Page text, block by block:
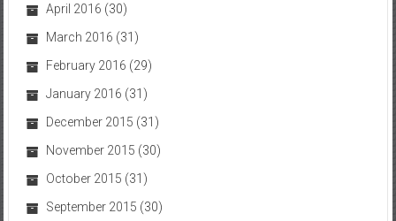
April 2016 (30)
March 2016 (31)
February 2016 (29)
January 2016 (31)
December 2015 (31)
November 2015 (30)
October 2015 (31)
September 2015 (30)